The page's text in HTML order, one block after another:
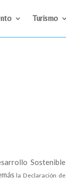
Turismo
Sostenible
laDeclaración de